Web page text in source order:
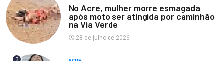
No Acre, mulher morre esmagada
após moto ser atingida por caminhão
na Via Verde
28 de julho de 2026
3